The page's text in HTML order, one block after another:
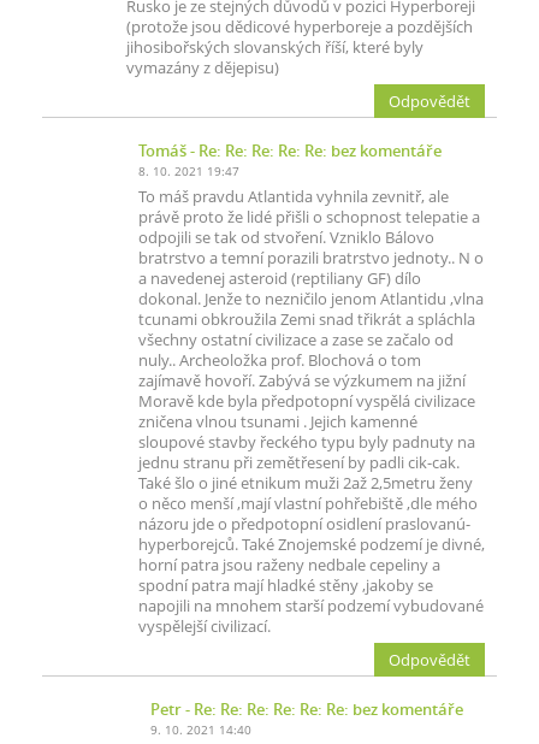
Rusko je ze stejných důvodů v pozici Hyperboreji
(protože jsou dědicové hyperboreje a pozdějších
jihosibořských slovanských říší, které byly
vymazány z dějepisu)
Odpovědět
Tomáš- Re: Re: Re: Re: Re: bez komentáře
8. 10. 2021 19:47
To máš pravdu Atlantida vyhnila zevnitř, ale
právě proto že lidé přišli o schopnost telepatie a
odpojili se tak od stvoření. Vzniklo Bálovo
bratrstvo a temní porazili bratrstvo jednoty.. N o
a navedenej asteroid (reptiliany GF) dílo
dokonal. Jenže to nezničilo jenom Atlantidu ,vlna
tcunami obkroužila Zemi snad třikrát a spláchla
všechny ostatní civilizace a zase se začalo od
nuly.. Archeoložka prof. Blochová o tom
zajímavě hovoří. Zabývá se výzkumem na jižní
Moravě kde byla předpotopní vyspělá civilizace
zničena vlnou tsunami . Jejich kamenné
sloupové stavby řeckého typu byly padnuty na
jednu stranu při zemětřesení by padli cik-cak.
Také šlo o jiné etnikum muži 2až 2,5metru ženy
o něco menší ,mají vlastní pohřebiště ,dle mého
názoru jde o předpotopní osidlení praslovanú-
hyperborejců. Také Znojemské podzemí je divné,
horní patra jsou raženy nedbale cepeliny a
spodní patra mají hladké stěny ,jakoby se
napojili na mnohem starší podzemí vybudované
vyspělejší civilizací.
Odpovědět
Petr- Re: Re: Re: Re: Re: Re: bez komentáře
9. 10. 2021 14:40